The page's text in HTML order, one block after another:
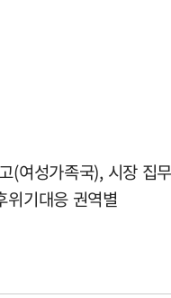
여성가족국), 시장 집
기대응 권역별